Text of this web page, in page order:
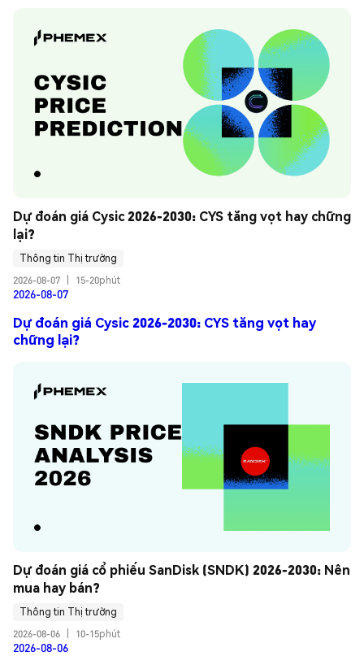
Dự đoán giá Cysic 2026-2030: CYS tăng vọt hay chững
lại?
Thông tin Thị trường
2026-08-07
15-20phút
2026-08-07
Dự đoán giá Cysic 2026-2030: CYS tăng vọt hay
chững lại?
Dự đoán giá cổ phiếu SanDisk (SNDK) 2026-2030: Nên
mua hay bán?
Thông tin Thị trường
2026-08-06
10-15phút
2026-08-06